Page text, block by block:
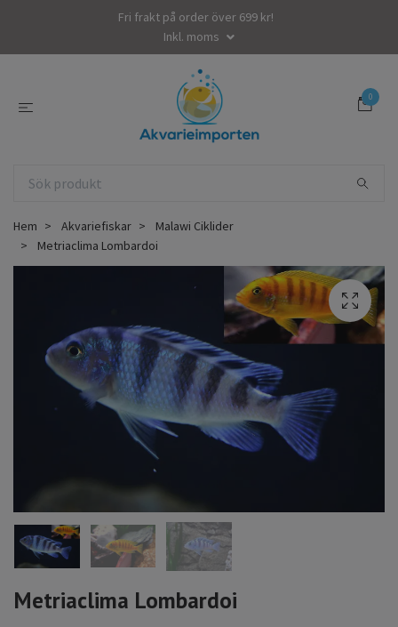
Fri frakt på order över 699 kr!
Inkl. moms
0
Hem Akvariefiskar
Malawi Ciklider
Metriaclima Lombardoi
Metriaclima Lombardoi